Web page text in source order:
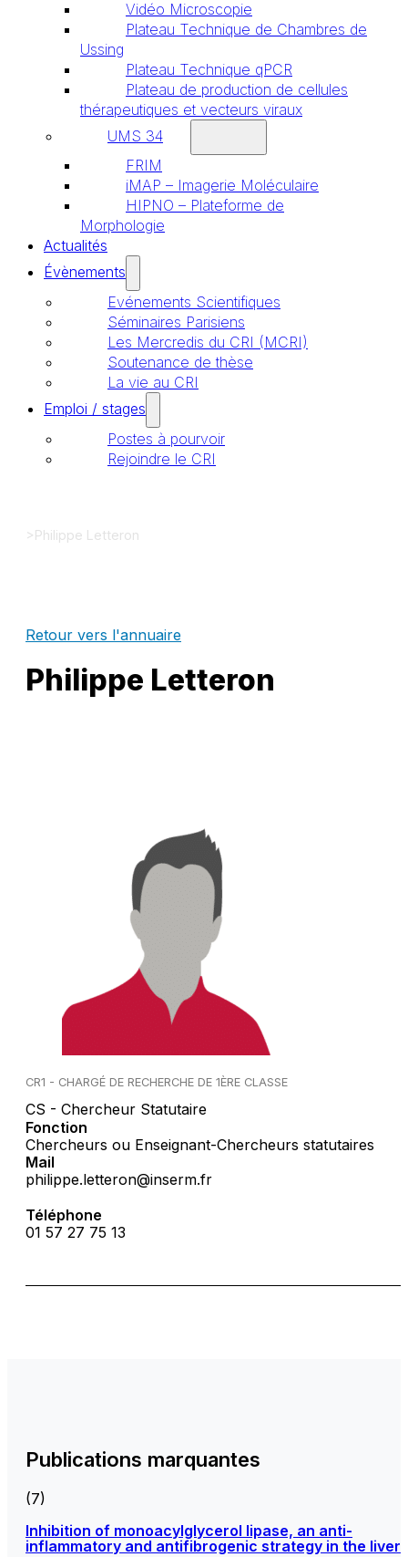
Vidéo Microscopie
Plateau Technique de Chambres de
Ussing
Plateau Technique qPCR
Plateau de production de cellules
thérapeutiques et vecteurs viraux
UMS 34
FRIM
iMAP – Imagerie Moléculaire
HIPNO – Plateforme de
Morphologie
Actualités
Évènements
Evénements Scientifiques
Séminaires Parisiens
Les Mercredis du CRI (MCRI)
Soutenance de thèse
La vie au CRI
Emploi / stages
Postes à pourvoir
Rejoindre le CRI
>Philippe Letteron
Retour vers l'annuaire
Philippe Letteron
CR1 - CHARGÉ DE RECHERCHE DE 1ÈRE CLASSE
CS - Chercheur Statutaire
Fonction
Chercheurs ou Enseignant-Chercheurs statutaires
Mail
philippe.letteron@inserm.fr
Téléphone
01 57 27 75 13
Publications marquantes
(7)
Inhibition of monoacylglycerol lipase, an anti-
inflammatory and antifibrogenic strategy in the liver